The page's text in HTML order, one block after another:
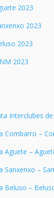
2023
2023
2023
2023
Interclubes
Combarro –
Aguete –
Sanxenxo –
Beluso –